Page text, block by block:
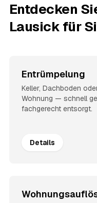
Entdecken
Lausick für
Entrümpelung
Keller, Dachboden
Wohnung — schnell
fachgerecht entsorgt.
Details